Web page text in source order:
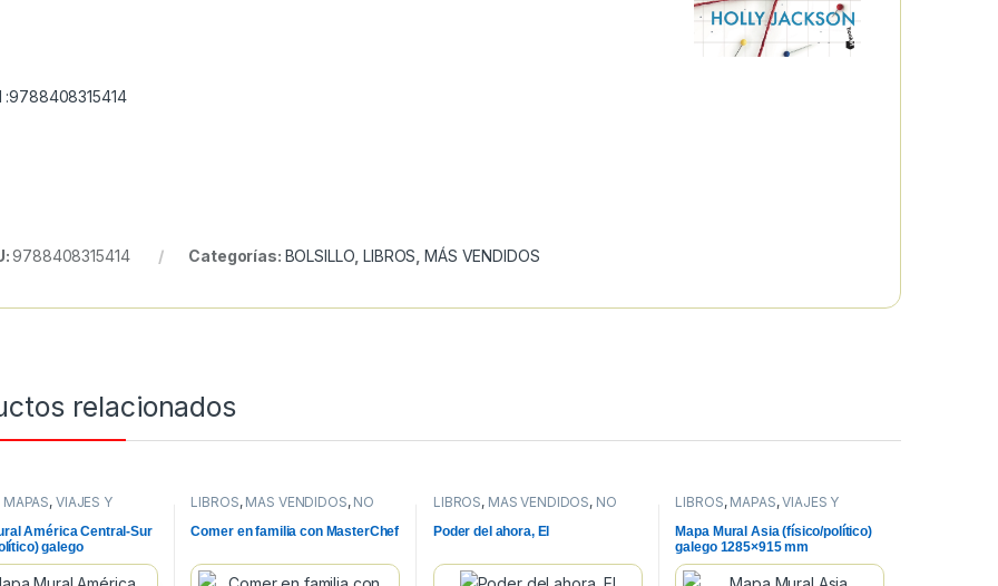
:9788408315414
9788408315414 Categorías: BOLSILLO ,LIBROS ,MÁS VENDIDOS
relacionados
MAPAS, VIAJES Y
América Central-Sur
galego
LIBROS, MÁS VENDIDOS, NO
Comer en familia con MasterChef
LIBROS, MÁS VENDIDOS, NO
Poder del ahora, El
LIBROS, MAPAS,VIAJES Y
Mapa Mural Asia (físico/político)
galego 1285×915 mm